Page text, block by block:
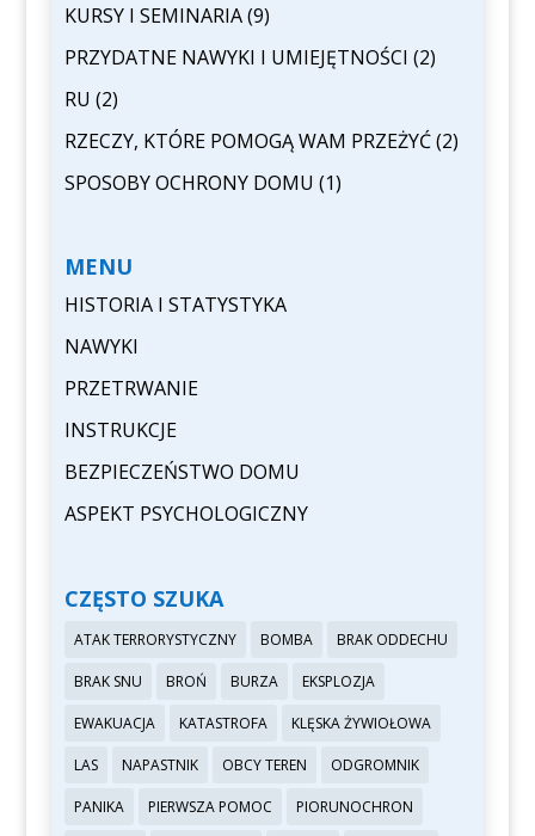
KURSY I SEMINARIA(9)
PRZYDATNE NAWYKI I UMIEJĘTNOŚCI (2)
RU (2)
RZECZY, KTÓRE POMOGĄ WAM PRZEŻYĆ(2)
SPOSOBY OCHRONY DOMU (1)
MENU
HISTORIA I STATYSTYKA
NAWYKI
PRZETRWANIE
INSTRUKCJE
BEZPIECZEŃSTWO DOMU
ASPEKT PSYCHOLOGICZNY
CZĘSTO SZUKA
ATAK TERRORYSTYCZNY BOMBA BRAK ODDECHU
BRAK SNU BROŃ BURZA EKSPLOZJA
EWAKUACJA KATASTROFA KLĘSKA ŻYWIOŁOWA
LAS NAPASTNIK OBCY TEREN ODGROMNIK
PANIKA PIERWSZA POMOC PIORUNOCHRON